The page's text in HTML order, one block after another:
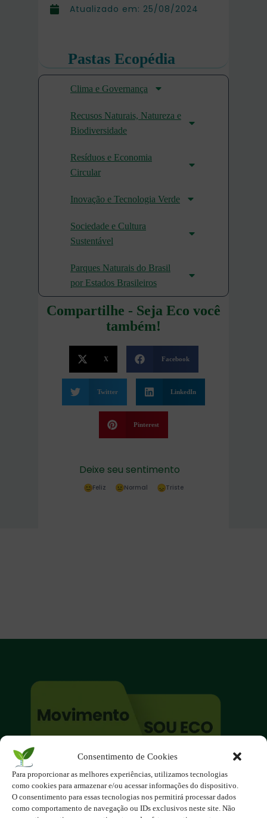
Consentimento de Cookies
Para proporcionar as melhores experiências, utilizamos tecnologias
como cookies para armazenar e/ou acessar informações do dispositivo.
O consentimento para essas tecnologias nos permitirá processar dados
como comportamento de navegação ou IDs exclusivos neste site. Não
Atualizado em: 25/08/2024
Pastas Ecopédia
Clima e Governança
Recusos Naturais, Natureza e
Biodiversidade
Resíduos e Economia
Circular
Inovação e Tecnologia Verde
Sociedade e Cultura
Sustentável
Parques Naturais do Brasil
por Estados Brasileiros
Compartilhe - Seja Eco você
também!
X Facebook
Twitter LinkedIn
Pinterest
Deixe seu sentimento
Feliz Normal Triste
O site é um movimento ambientalista!
Participe você também!
Podemos fazer muito
se nos unirmos!